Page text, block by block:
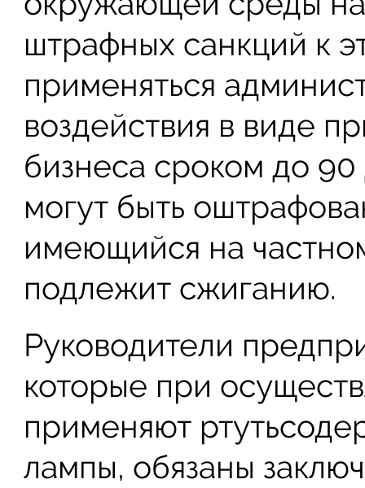
штрафных санкций к
применяться
воздействия в виде
бизнеса сроком до
могут быть
имеющийся на
подлежит сжиганию.
Руководители
которые при
применяют
лампы, обязаны